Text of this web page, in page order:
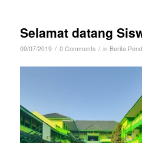
Selamat datang
09/07/2019 / 0 Comments / in Berita